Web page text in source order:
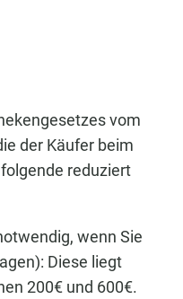
vom
der Käufer beim
reduziert
wenn Sie
Diese liegt
200€ und 600€.